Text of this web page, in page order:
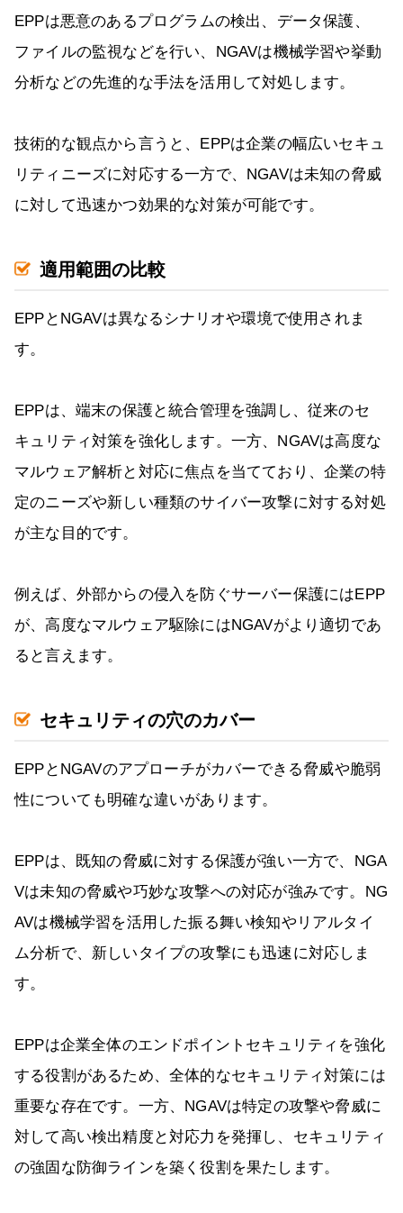
EPPは悪意のあるプログラムの検出、データ保護、
ファイルの監視などを行い、NGAVは機械学習や挙動
分析などの先進的な手法を活用して対処します。
技術的な観点から言うと、EPPは企業の幅広いセキュ
リティニーズに対応する一方で、NGAVは未知の脅威
に対して迅速かつ効果的な対策が可能です。
適用範囲の比較
EPPとNGAVは異なるシナリオや環境で使用されま
す。
EPPは、端末の保護と統合管理を強調し、従来のセ
キュリティ対策を強化します。一方、NGAVは高度な
マルウェア解析と対応に焦点を当てており、企業の特
定のニーズや新しい種類のサイバー攻撃に対する対処
が主な目的です。
例えば、外部からの侵入を防ぐサーバー保護にはEPP
が、高度なマルウェア駆除にはNGAVがより適切であ
ると言えます。
セキュリティの穴のカバー
EPPとNGAVのアプローチがカバーできる脅威や脆弱
性についても明確な違いがあります。
EPPは、既知の脅威に対する保護が強い一方で、NGA
Vは未知の脅威や巧妙な攻撃への対応が強みです。NG
AVは機械学習を活用した振る舞い検知やリアルタイ
ム分析で、新しいタイプの攻撃にも迅速に対応しま
す。
EPPは企業全体のエンドポイントセキュリティを強化
する役割があるため、全体的なセキュリティ対策には
重要な存在です。一方、NGAVは特定の攻撃や脅威に
対して高い検出精度と対応力を発揮し、セキュリティ
の強固な防御ラインを築く役割を果たします。